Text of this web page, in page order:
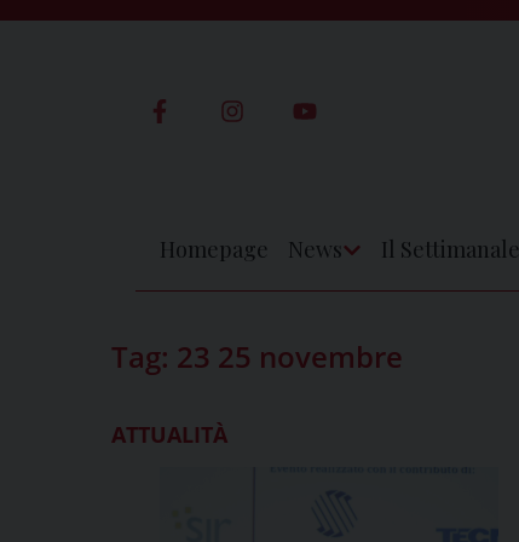
Homepage News Il Settimanale
Tag: 23 25 novembre
ATTUALITÀ